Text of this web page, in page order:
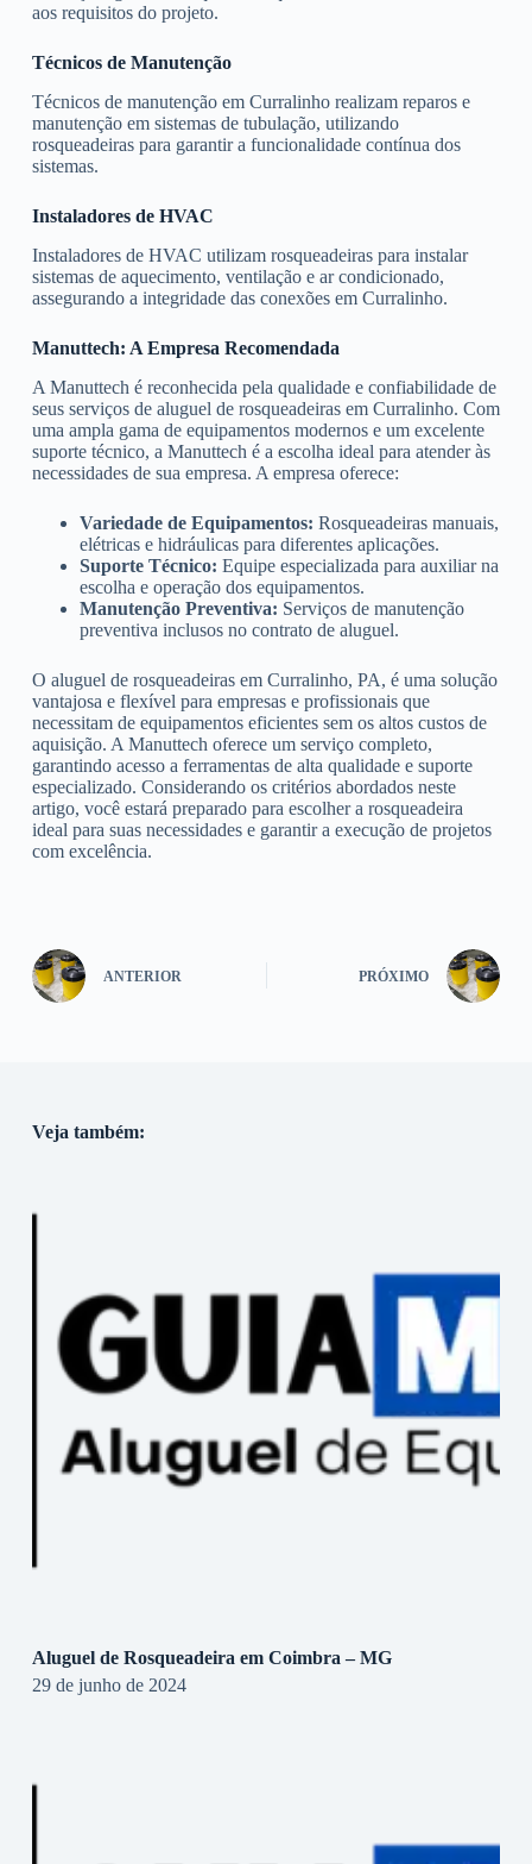
aos requisitos do projeto.
Técnicos de Manutenção
Técnicos de manutenção em Curralinho realizam reparos e
manutenção em sistemas de tubulação, utilizando
rosqueadeiras para garantir a funcionalidade contínua dos
sistemas.
Instaladores de HVAC
Instaladores de HVAC utilizam rosqueadeiras para instalar
sistemas de aquecimento, ventilação e ar condicionado,
assegurando a integridade das conexões em Curralinho.
Manuttech: A Empresa Recomendada
A Manuttech é reconhecida pela qualidade e confiabilidade de
seus serviços de aluguel de rosqueadeiras em Curralinho. Com
uma ampla gama de equipamentos modernos e um excelente
suporte técnico, a Manuttech é a escolha ideal para atender às
necessidades de sua empresa. A empresa oferece:
Variedade de Equipamentos: Rosqueadeiras manuais,
elétricas e hidráulicas para diferentes aplicações.
Suporte Técnico: Equipe especializada para auxiliar na
escolha e operação dos equipamentos.
Manutenção Preventiva: Serviços de manutenção
preventiva inclusos no contrato de aluguel.
O aluguel de rosqueadeiras em Curralinho, PA, é uma solução
vantajosa e flexível para empresas e profissionais que
necessitam de equipamentos eficientes sem os altos custos de
aquisição. A Manuttech oferece um serviço completo,
garantindo acesso a ferramentas de alta qualidade e suporte
especializado. Considerando os critérios abordados neste
artigo, você estará preparado para escolher a rosqueadeira
ideal para suas necessidades e garantir a execução de projetos
com excelência.
ANTERIOR PRÓXIMO
Veja também:
Aluguel de Rosqueadeira em Coimbra – MG
29 de junho de 2024